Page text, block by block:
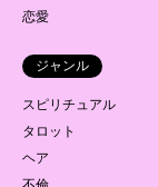
恋愛
ジャンル
スピリチュアル
タロット
ヘア